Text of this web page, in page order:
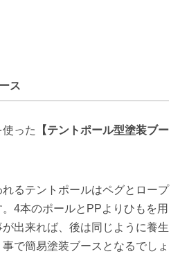
ス
った
【テントポール型塗装ブー
るテントポールはペグとロープ
4本のポールとPPよりひもを用
出来れば、後は同じように養生
で簡易塗装ブースとなるでしょ